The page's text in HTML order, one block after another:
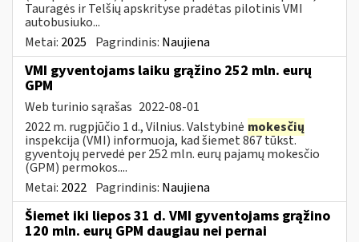
Tauragės ir Telšių apskrityse pradėtas pilotinis VMI
autobusiuko...
Metai: 2025 Pagrindinis: Naujiena
VMI gyventojams laiku grąžino 252 mln. eurų
GPM
Web turinio sąrašas 2022-08-01
2022 m. rugpjūčio 1 d., Vilnius. Valstybinė mokesčių
inspekcija (VMI) informuoja, kad šiemet 867 tūkst.
gyventojų pervedė per 252 mln. eurų pajamų mokesčio
(GPM) permokos....
Metai: 2022 Pagrindinis: Naujiena
Šiemet iki liepos 31 d. VMI gyventojams grąžino
120 mln. eurų GPM daugiau nei pernai